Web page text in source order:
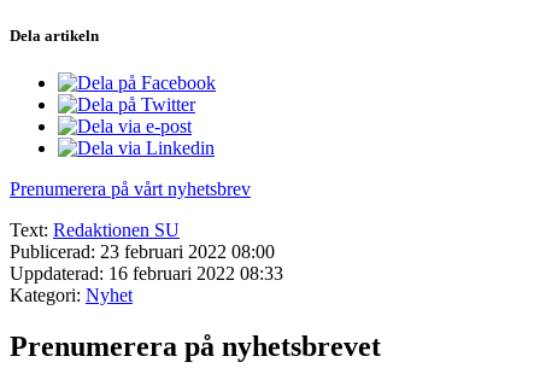
Dela artikeln
Prenumerera på vårt nyhetsbrev
Text: Redaktionen SU
Publicerad: 23 februari 2022 08:00
Uppdaterad: 16 februari 2022 08:33
Kategori: Nyhet
Prenumerera på nyhetsbrevet